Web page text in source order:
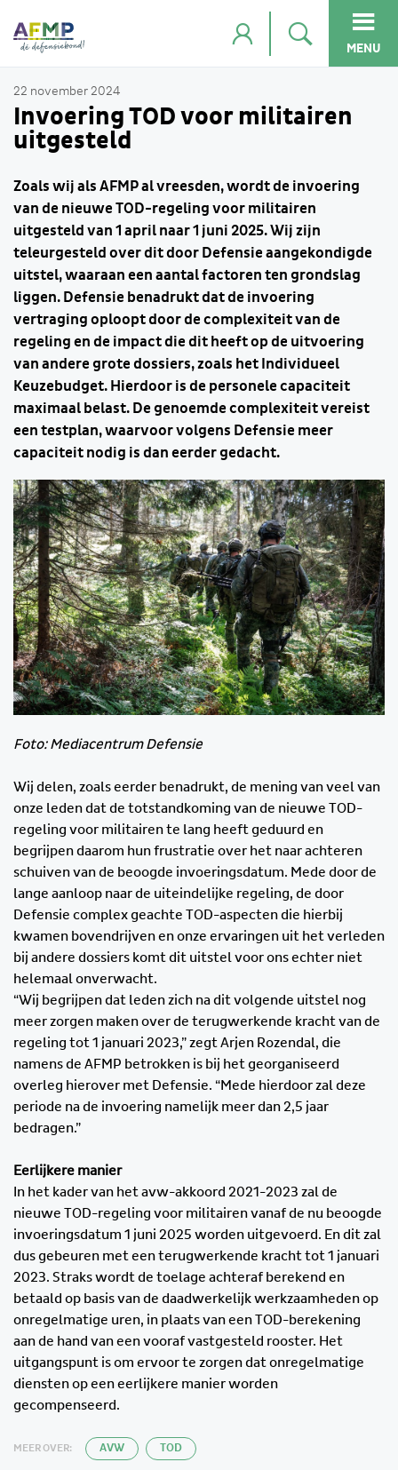
MENU
22 november 2024
Invoering TOD voor militairen
uitgesteld
Zoals wij als AFMP al vreesden, wordt de invoering
van de nieuwe TOD-regeling voor militairen
uitgesteld van 1 april naar 1 juni 2025. Wij zijn
teleurgesteld over dit door Defensie aangekondigde
uitstel, waaraan een aantal factoren ten grondslag
liggen. Defensie benadrukt dat de invoering
vertraging oploopt door de complexiteit van de
regeling en de impact die dit heeft op de uitvoering
van andere grote dossiers, zoals het Individueel
Keuzebudget. Hierdoor is de personele capaciteit
maximaal belast. De genoemde complexiteit vereist
een testplan, waarvoor volgens Defensie meer
capaciteit nodig is dan eerder gedacht.
Foto: Mediacentrum Defensie
Wij delen, zoals eerder benadrukt, de mening van veel van
onze leden dat de totstandkoming van de nieuwe TOD-
regeling voor militairen te lang heeft geduurd en
begrijpen daarom hun frustratie over het naar achteren
schuiven van de beoogde invoeringsdatum. Mede door de
lange aanloop naar de uiteindelijke regeling, de door
Defensie complex geachte TOD-aspecten die hierbij
kwamen bovendrijven en onze ervaringen uit het verleden
bij andere dossiers komt dit uitstel voor ons echter niet
helemaal onverwacht.
“Wij begrijpen dat leden zich na dit volgende uitstel nog
meer zorgen maken over de terugwerkende kracht van de
regeling tot 1 januari 2023,” zegt Arjen Rozendal, die
namens de AFMP betrokken is bij het georganiseerd
overleg hierover met Defensie. “Mede hierdoor zal deze
periode na de invoering namelijk meer dan 2,5 jaar
bedragen.”
Eerlijkere manier
In het kader van het avw-akkoord 2021-2023 zal de
nieuwe TOD-regeling voor militairen vanaf de nu beoogde
invoeringsdatum 1 juni 2025 worden uitgevoerd. En dit zal
dus gebeuren met een terugwerkende kracht tot 1 januari
2023. Straks wordt de toelage achteraf berekend en
betaald op basis van de daadwerkelijk werkzaamheden op
onregelmatige uren, in plaats van een TOD-berekening
aan de hand van een vooraf vastgesteld rooster. Het
uitgangspunt is om ervoor te zorgen dat onregelmatige
diensten op een eerlijkere manier worden
gecompenseerd.
MEER OVER: AVW TOD